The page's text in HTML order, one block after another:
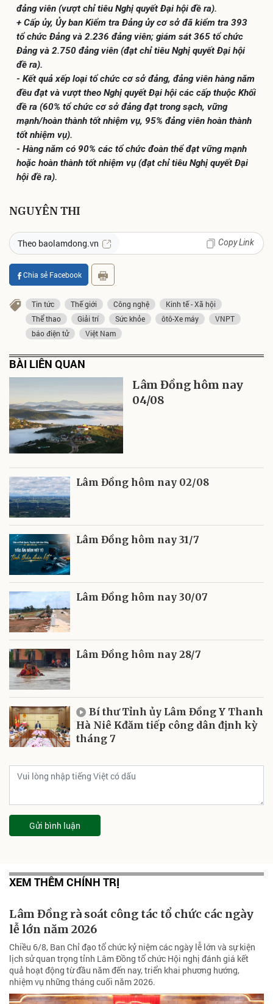
đảng viên (vượt chỉ tiêu Nghị quyết Đại hội đề ra).
+ Cấp ủy, Ủy ban Kiểm tra Đảng ủy cơ sở đã kiểm tra 393
tổ chức Đảng và 2.236 đảng viên; giám sát 365 tổ chức
Đảng và 2.750 đảng viên (đạt chỉ tiêu Nghị quyết Đại hội
đề ra).
- Kết quả xếp loại tổ chức cơ sở đảng, đảng viên hàng năm
đều đạt và vượt theo Nghị quyết Đại hội các cấp thuộc Khối
đề ra (60% tổ chức cơ sở đảng đạt trong sạch, vững
mạnh/hoàn thành tốt nhiệm vụ, 95% đảng viên hoàn thành
tốt nhiệm vụ).
- Hàng năm có 90% các tổ chức đoàn thể đạt vững mạnh
hoặc hoàn thành tốt nhiệm vụ (đạt chỉ tiêu Nghị quyết Đại
hội đề ra).
NGUYÊN THI
Theo baolamdong.vn Copy Link
Chia sẻ Facebook
Tin tức Thế giới Công nghệ
Kinh tế - Xã hội
Thể thao
Giải trí Sức khỏe ôtô-Xe máy
VNPT
báo điện tử
Việt Nam
BÀI LIÊN QUAN
Lâm Đồng hôm nay
04/08
Lâm Đồng hôm nay 02/08
Lâm Đồng hôm nay 31/7
Lâm Đồng hôm nay 30/07
Lâm Đồng hôm nay 28/7
Bí thư Tỉnh ủy Lâm Đồng Y Thanh
Hà Niê Kđăm tiếp công dân định kỳ
tháng 7
Gửi bình luận
XEM THÊM CHÍNH TRỊ
Lâm Đồng rà soát công tác tổ chức các ngày
lễ lớn năm 2026
Chiều 6/8, Ban Chỉ đạo tổ chức kỷ niệm các ngày lễ lớn và sự kiện
lịch sử quan trọng tỉnh Lâm Đồng tổ chức Hội nghị đánh giá kết
quả hoạt động từ đầu năm đến nay, triển khai phương hướng,
nhiệm vụ những tháng cuối năm 2026.